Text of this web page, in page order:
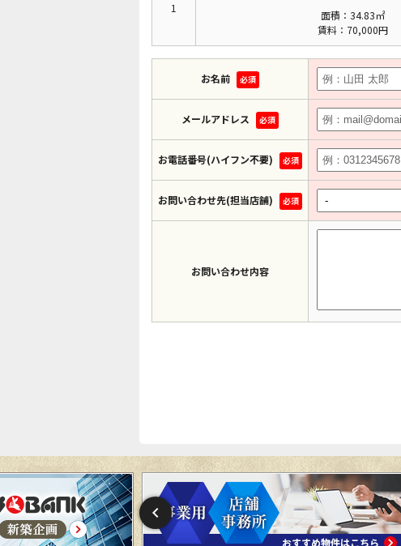
1
面積：34.83㎡
賃料：70,000円
お名前 必須
メールアドレス 必須
お電話番号(ハイフン不要) 必須
お問い合わせ先(担当店舗) 必須
お問い合わせ内容